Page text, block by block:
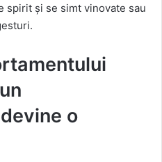
spirit și se simt vinovate sau
o